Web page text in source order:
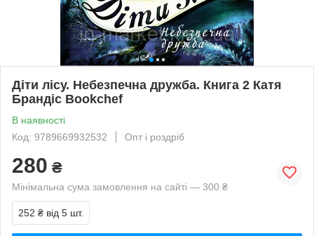
Діти лісу. Небезпечна дружба. Книга 2 Катя
Брандіс Bookchef
В наявності
Код: 9789669932532
Опт і роздріб
280 ₴
Мінімальна сума замовлення на сайті — 300 ₴
252 ₴ від 5 шт.